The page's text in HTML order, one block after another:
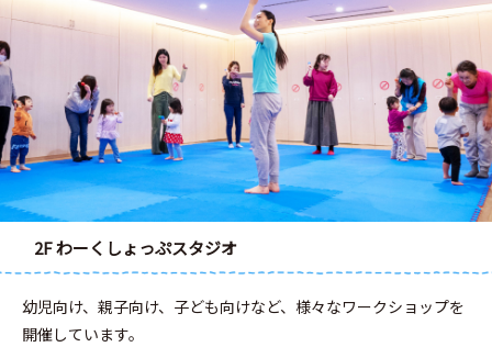
施設貸出･団体利用
こどもみーてぃんぐ
Gがくえん
ブランドからのお知らせ
いっしょに創る
イベントレポート
2F わーくしょっぷスタジオ
幼児向け、親子向け、子ども向けなど、様々なワークショップを
開催しています。